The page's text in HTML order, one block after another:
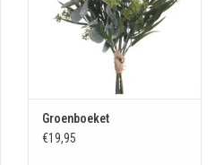
Groenboeket
€19,95